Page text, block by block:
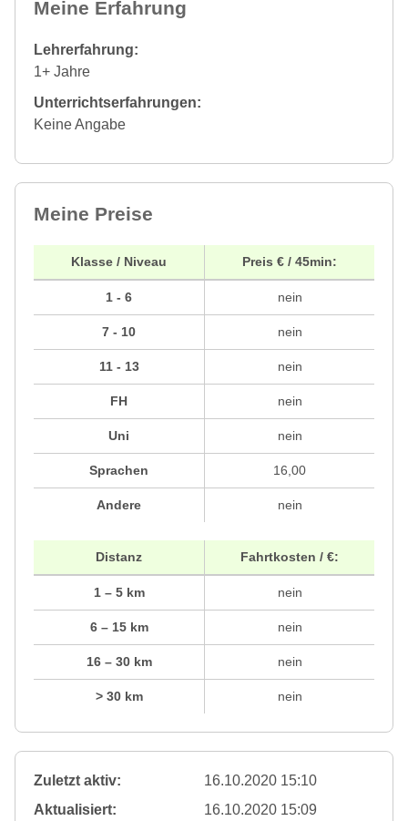
Meine Erfahrung
Lehrerfahrung:
1+ Jahre
Unterrichtserfahrungen:
Keine Angabe
Meine Preise
Klasse / Niveau
1 - 6
7 - 10
11 - 13
FH
Uni
Sprachen
Andere
Preis € / 45min:
nein
nein
nein
nein
nein
16,00
nein
Distanz
1 – 5 km
6 – 15 km
16 – 30 km
> 30 km
Fahrtkosten / €:
nein
nein
nein
nein
Zuletzt aktiv:
16.10.2020 15:10
Aktualisiert:
16.10.2020 15:09